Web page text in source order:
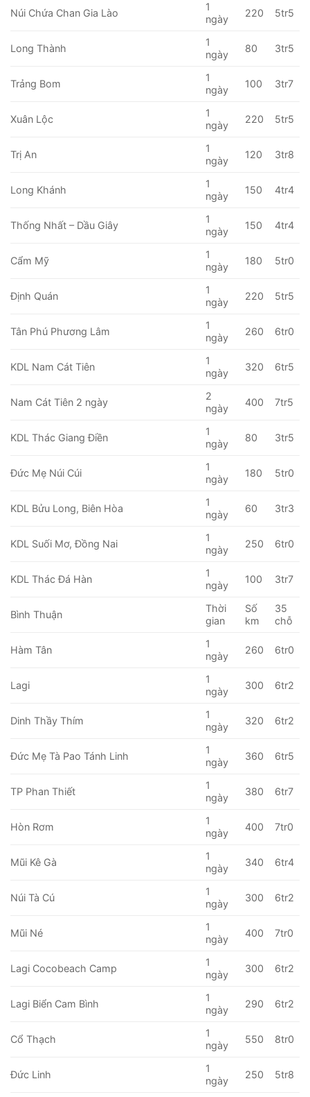
Núi Chứa Chan Gia Lào
1
ngày
220 5tr5
Long Thành
1
ngày
80 3tr5
Trảng Bom
1
ngày
100 3tr7
Xuân Lộc
1
ngày
220 5tr5
Trị An
1
ngày
120 3tr8
Long Khánh
1
ngày
150 4tr4
Thống Nhất – Dầu Giây
1
ngày
150 4tr4
Cẩm Mỹ
1
ngày
180 5tr0
Định Quán
1
ngày
220 5tr5
Tân Phú Phương Lâm
1
ngày
260 6tr0
KDL Nam Cát Tiên
1
ngày
320 6tr5
Nam Cát Tiên 2 ngày
2
ngày
400 7tr5
KDL Thác Giang Điền
1
ngày
80 3tr5
Đức Mẹ Núi Cúi
1
ngày
180 5tr0
KDL Bửu Long, Biên Hòa
1
ngày
60 3tr3
KDL Suối Mơ, Đồng Nai
1
ngày
250 6tr0
KDL Thác Đá Hàn
1
ngày
100 3tr7
Bình Thuận
Thời
gian
Số
km
35
chỗ
Hàm Tân
1
ngày
260 6tr0
Lagi
1
ngày
300 6tr2
Dinh Thầy Thím
1
ngày
320 6tr2
Đức Mẹ Tà Pao Tánh Linh
1
ngày
360 6tr5
TP Phan Thiết
1
ngày
380 6tr7
Hòn Rơm
1
ngày
400 7tr0
Mũi Kê Gà
1
ngày
340 6tr4
Núi Tà Cú
1
ngày
300 6tr2
Mũi Né
1
ngày
400 7tr0
Lagi Cocobeach Camp
1
ngày
300 6tr2
Lagi Biển Cam Bình
1
ngày
290 6tr2
Cổ Thạch
1
ngày
550 8tr0
Đức Linh
1
ngày
250 5tr8